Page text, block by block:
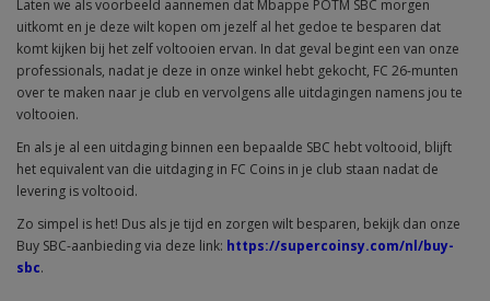
Laten we als voorbeeld aannemen dat Mbappe POTM SBC morgen
uitkomt en je deze wilt kopen om jezelf al het gedoe te besparen dat
komt kijken bij het zelf voltooien ervan. In dat geval begint een van onze
professionals, nadat je deze in onze winkel hebt gekocht, FC 26-munten
over te maken naar je club en vervolgens alle uitdagingen namens jou te
voltooien.
En als je al een uitdaging binnen een bepaalde SBC hebt voltooid, blijft
het equivalent van die uitdaging in FC Coins in je club staan nadat de
levering is voltooid.
Zo simpel is het! Dus als je tijd en zorgen wilt besparen, bekijk dan onze
Buy SBC-aanbieding via deze link: https://supercoinsy.com/nl/buy-
sbc.